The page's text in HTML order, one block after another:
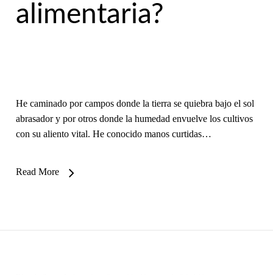
alimentaria?
He caminado por campos donde la tierra se quiebra bajo el sol
abrasador y por otros donde la humedad envuelve los cultivos
con su aliento vital. He conocido manos curtidas…
Read More